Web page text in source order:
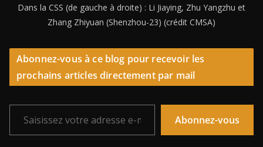
Dans la CSS (de gauche à droite) : Li Jiaying, Zhu Yangzhu et
Zhang Zhiyuan (Shenzhou-23) (crédit CMSA)
Abonnez-vous à ce blog pour recevoir les
prochains articles directement par mail
Saisissez votre adresse e-mail…
Abonnez-vous